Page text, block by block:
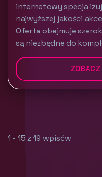
internetowy
najwyższej jakości
Oferta obejmuje
są niezbędne do
1 - 15 z 19 wpisów